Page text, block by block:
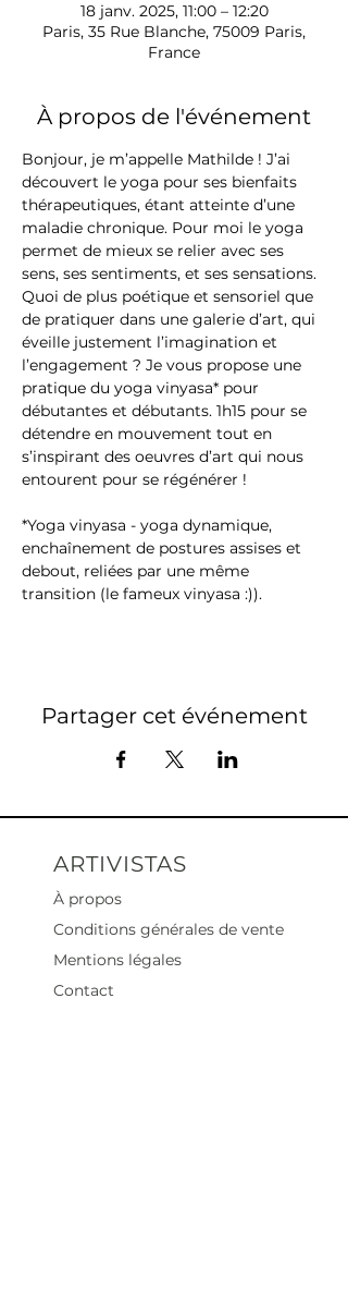
18 janv. 2025, 11:00 – 12:20
Paris, 35 Rue Blanche, 75009 Paris,
France
À propos de l'événement
Bonjour, je m’appelle Mathilde ! J’ai
découvert le yoga pour ses bienfaits
thérapeutiques, étant atteinte d’une
maladie chronique. Pour moi le yoga
permet de mieux se relier avec ses
sens, ses sentiments, et ses sensations.
Quoi de plus poétique et sensoriel que
de pratiquer dans une galerie d’art, qui
éveille justement l’imagination et
l’engagement ? Je vous propose une
pratique du yoga vinyasa* pour
débutantes et débutants. 1h15 pour se
détendre en mouvement tout en
s’inspirant des oeuvres d’art qui nous
entourent pour se régénérer !
*Yoga vinyasa - yoga dynamique,
enchaînement de postures assises et
debout, reliées par une même
transition (le fameux vinyasa :)).
Partager cet événement
ARTIVISTAS
À propos
Conditions générales de vente
Mentions légales
Contact